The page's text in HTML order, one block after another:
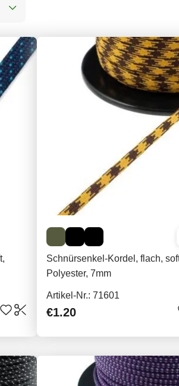
Schnürsenkel-Kordel, flach,
Polyester, 7mm
Artikel-Nr.: 71601
€1.20